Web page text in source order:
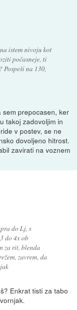
istem nivoju kot
počasneje, ti
na 130,
sem prepocasen, ker
takoj zadovoljim in
v postev, se ne
dovoljeno hitrost.
zavirati na voznem
do Lj, s
do 4x ob
za rit, blenda
zavrem, da
Enkrat tisti za tabo